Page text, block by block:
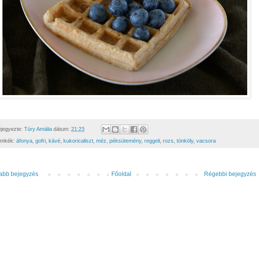
Túry Amália dátum: 21:23
áfonya gofri kávé kukoricaliszt méz péksütemény, reggeli rozs tönköly, vacsora
bejegyzés Régebbi bejegyzés
Főoldal